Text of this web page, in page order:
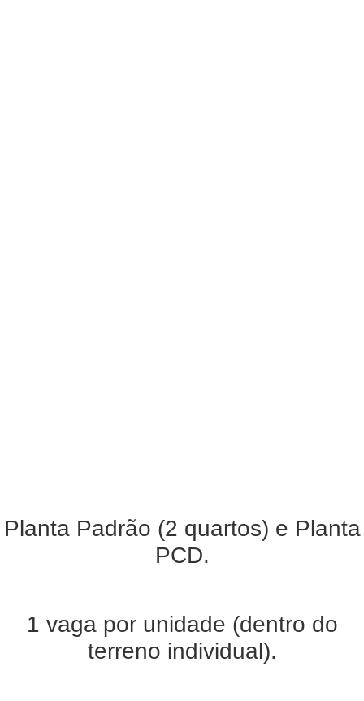
Planta Padrão (2 quartos) e Planta
PCD.
1 vaga por unidade (dentro do
terreno individual).